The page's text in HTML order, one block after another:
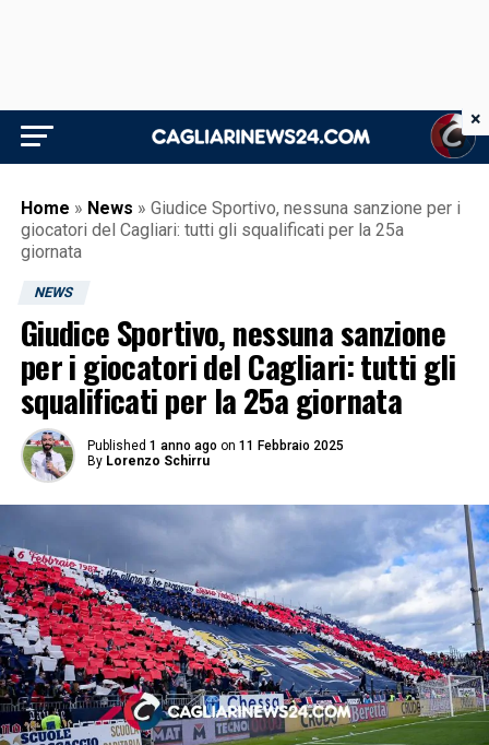
Home » News » Giudice Sportivo, nessuna sanzione per i
giocatori del Cagliari: tutti gli squalificati per la 25a
giornata
NEWS
Giudice Sportivo, nessuna sanzione
per i giocatori del Cagliari: tutti gli
squalificati per la 25a giornata
Published 1 anno ago on 11 Febbraio 2025
By Lorenzo Schirru
×